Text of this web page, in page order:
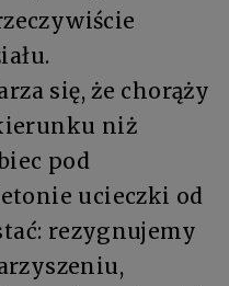
się, że chorąży
niż
pod
ucieczki od
rezygnujemy